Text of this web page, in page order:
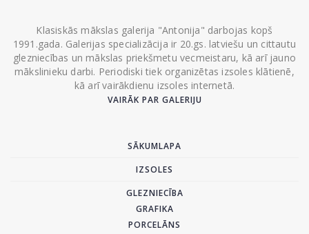
Klasiskās mākslas galerija "Antonija" darbojas kopš
1991.gada. Galerijas specializācija ir 20.gs. latviešu un cittautu
glezniecības un mākslas priekšmetu vecmeistaru, kā arī jauno
mākslinieku darbi. Periodiski tiek organizētas izsoles klātienē,
kā arī vairākdienu izsoles internetā.
VAIRĀK PAR GALERIJU
SĀKUMLAPA
IZSOLES
GLEZNIECĪBA
GRAFIKA
PORCELĀNS